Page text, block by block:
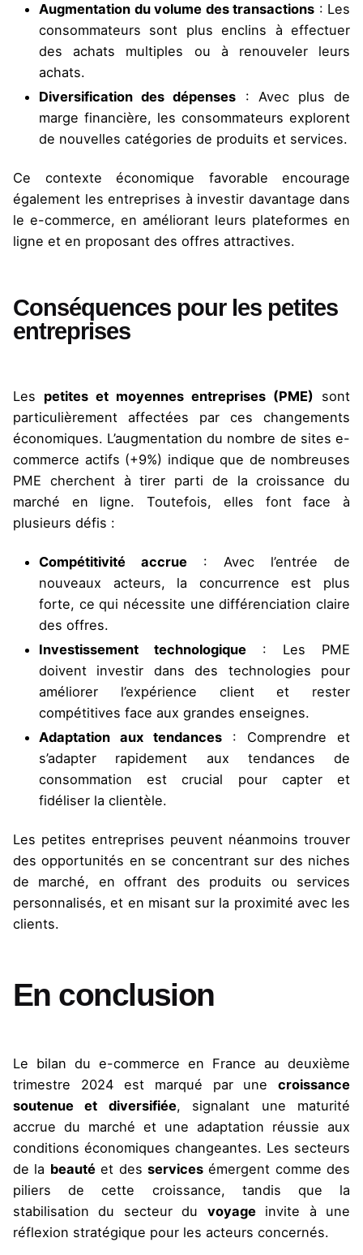
Augmentation du volume des transactions : Les
consommateurs sont plus enclins à effectuer
des achats multiples ou à renouveler leurs
achats.
Diversification des dépenses : Avec plus de
marge financière, les consommateurs explorent
de nouvelles catégories de produits et services.
Ce contexte économique favorable encourage
également les entreprises à investir davantage dans
le e-commerce, en améliorant leurs plateformes en
ligne et en proposant des offres attractives.
Conséquences pour les petites
entreprises
Les petites et moyennes entreprises (PME) sont
particulièrement affectées par ces changements
économiques. L’augmentation du nombre de sites e-
commerce actifs (+9%) indique que de nombreuses
PME cherchent à tirer parti de la croissance du
marché en ligne. Toutefois, elles font face à
plusieurs défis :
Compétitivité accrue : Avec l’entrée de
nouveaux acteurs, la concurrence est plus
forte, ce qui nécessite une différenciation claire
des offres.
Investissement technologique : Les PME
doivent investir dans des technologies pour
améliorer l’expérience client et rester
compétitives face aux grandes enseignes.
Adaptation aux tendances : Comprendre et
s’adapter rapidement aux tendances de
consommation est crucial pour capter et
fidéliser la clientèle.
Les petites entreprises peuvent néanmoins trouver
des opportunités en se concentrant sur des niches
de marché, en offrant des produits ou services
personnalisés, et en misant sur la proximité avec les
clients.
En conclusion
Le bilan du e-commerce en France au deuxième
trimestre 2024 est marqué par une croissance
soutenue et diversifiée, signalant une maturité
accrue du marché et une adaptation réussie aux
conditions économiques changeantes. Les secteurs
de la beautéet des servicesémergent comme des
piliers de cette croissance, tandis que la
stabilisation du secteur du voyageinvite à une
réflexion stratégique pour les acteurs concernés.